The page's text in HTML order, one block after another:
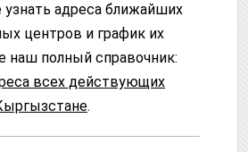
узнать адреса ближайших
центров и график их
наш полный справочник:
всех действующих
.